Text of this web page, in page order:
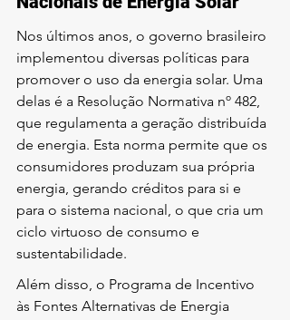
Nos últimos anos, o governo brasileiro
implementou diversas políticas para
promover o uso da energia solar. Uma
delas é a Resolução Normativa nº 482,
que regulamenta a geração distribuída
de energia. Esta norma permite que os
consumidores produzam sua própria
energia, gerando créditos para si e
para o sistema nacional, o que cria um
ciclo virtuoso de consumo e
sustentabilidade.
Além disso, o Programa de Incentivo
às Fontes Alternativas de Energia